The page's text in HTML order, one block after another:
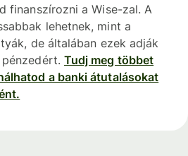
finanszírozni a Wise-zal. A
lehetnek, mint a
de általában ezek adják
Tudj meg többet
a banki átutalásokat